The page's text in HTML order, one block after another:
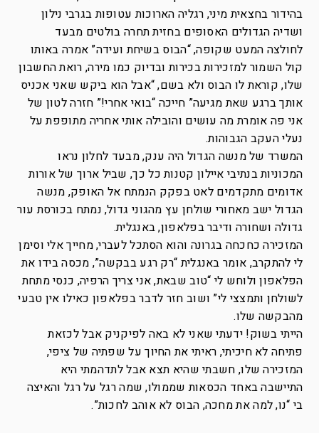
בהידור בחצאית מיני, רגליה הארוכות עטופות בגרבי נילון
ושדיה הגדולים האסופים בחזית תחרה בולטים מבעד
לחולצה המעט שקופה, “הבוס בשיחת ועידה” אמרה באותו
קול השמור למזכירות בכירות ובדיוק כמו מירה, רואת החשבון
שלו, קוראת לו הבוס ולא בשם, “אבל הוא ביקש שאני אכניס
אותך ברגע שאת מגיעה” חייכה “בואי אחרי!” חזרה לטון של
אני פה אומרת מה עושים והובילה אותי אחריה מתופפת על
נעלי העקב הגבוהות.
המשרד של מנשה הגדול היה ענק, מבעד לחלון נראו
המכוניות בנתיבי איילון קטנות כל כך, שביל ארוך של אורות
אדומים מתקדמים לאט בפקק הנמתח אל האופק, מנשה
הגדול ישב מאחורי שולחן עץ מהגוני גדול, נמתח בכורסת עור
גדולה ושחורה ודיבר בפלאפון, באנגלית.
המזכירה כחכחה בגרונה והוא הסתכל לעברי, מחייך אלי וסימן
לי להתקרב, אומר באנגלית “רק רגע בבקשה”, מכסה בידו את
הפלאפון ולוחש לי “טוב שבאת, אני צריך הרפיה, כנסי מתחת
לשולחן ותמצצי לי” ושוב חזר לדבר בפלאפון כאילו אין טבעי
מהבקשה שלו.
הייתי בשוק! ידעתי שאני לא באה לפיקניק אבל לכזאת
פתיחה לא חיכיתי, ראיתי את החיוך על שפתיה של ציפי,
המזכירה שלו, חשבתי שהיא תצא אבל לתדהמתי היא
התיישבה באחד הכסאות שממולו, שמה רגל על רגל והאיצה
בי “נו, למה את מחכה, הבוס לא אוהב לחכות”.